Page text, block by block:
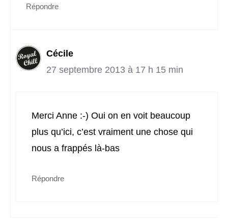
Répondre
Cécile
27 septembre 2013 à 17 h 15 min
Merci Anne :-) Oui on en voit beaucoup
plus qu’ici, c’est vraiment une chose qui
nous a frappés là-bas
Répondre